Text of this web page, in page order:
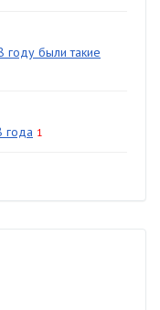
году были такие
года 1